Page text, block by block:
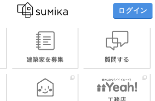
ログイン